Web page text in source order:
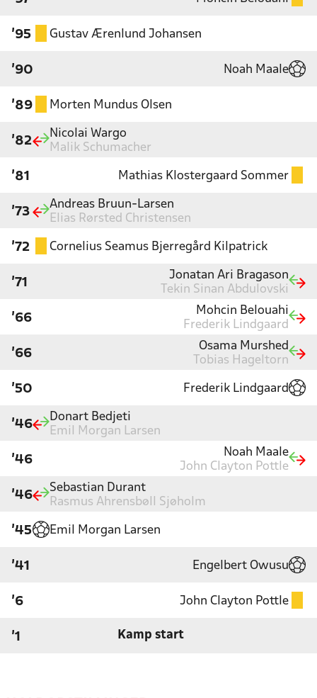
'95 Gustav Ærenlund Johansen
'90 Noah Maale
'89 Morten Mundus Olsen
'82
Nicolai Wargo
Malik Schumacher
'81 Mathias Klostergaard Sommer
'73
Andreas Bruun-Larsen
Elias Rørsted Christensen
'72 Cornelius Seamus Bjerregård Kilpatrick
'71
Jonatan Ari Bragason
Tekin Sinan Abdulovski
'66
Mohcin Belouahi
Frederik Lindgaard
'66
Osama Murshed
Tobias Hageltorn
'50 Frederik Lindgaard
'46
Donart Bedjeti
Emil Morgan Larsen
'46
Noah Maale
John Clayton Pottle
'46
Sebastian Durant
Rasmus Ahrensbøll Sjøholm
'45 Emil Morgan Larsen
'41 Engelbert Owusu
'6 John Clayton Pottle
'1 Kamp start